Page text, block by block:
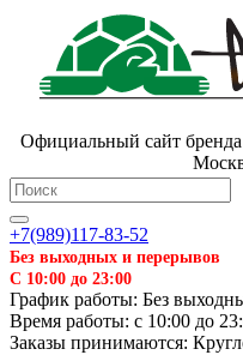
Официальный сайт
+7(989)117-83-52
Без выходных и перерывов
С 10:00 до 23:00
График работы: Без
Время работы: с 10:00 до
Заказы принимаются: